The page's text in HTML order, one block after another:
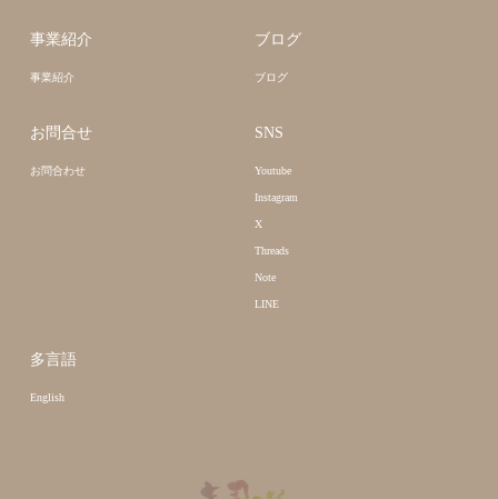
事業紹介
事業紹介
ブログ
ブログ
お問合せ
お問合わせ
SNS
Youtube
Instagram
X
Threads
Note
LINE
多言語
English